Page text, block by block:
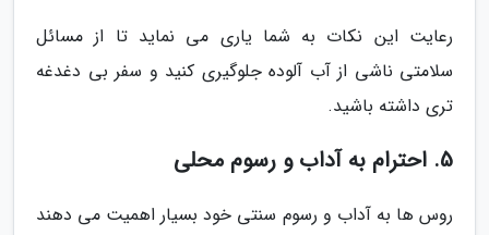
رعایت این نکات به شما یاری می نماید تا از مسائل
سلامتی ناشی از آب آلوده جلوگیری کنید و سفر بی دغدغه
تری داشته باشید.
5. احترام به آداب و رسوم محلی
روس ها به آداب و رسوم سنتی خود بسیار اهمیت می دهند